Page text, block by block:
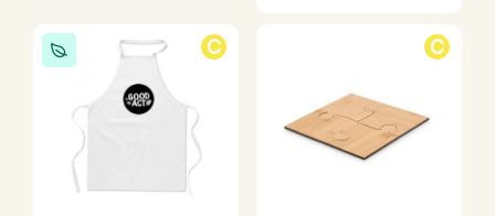
variations.
options
C C